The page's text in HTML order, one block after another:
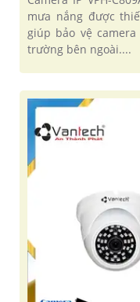
mưa nắng được
giúp bảo vệ
trường bên ngoài....